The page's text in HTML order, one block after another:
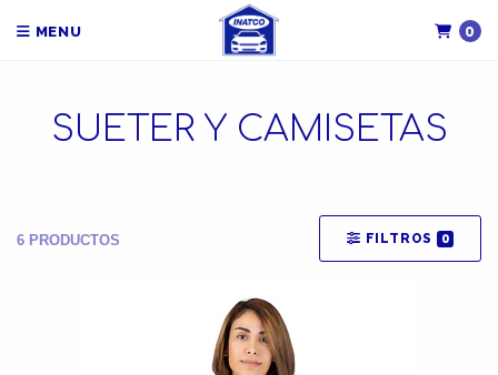
MENU 0
SUETER Y CAMISETAS
6 PRODUCTOS FILTROS 0